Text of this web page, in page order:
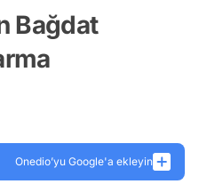
Bağdat
Onedio’yu Google'a ekleyin